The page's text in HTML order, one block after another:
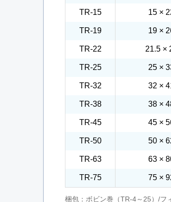
TR-15 15 ×
TR-19 19 ×
TR-22 21.5 ×
TR-25 25 ×
TR-32 32 ×
TR-38 38 ×
TR-45 45 ×
TR-50 50 ×
TR-63 63 ×
TR-75 75 ×
梱包：ボビン巻（TR-4～25）/